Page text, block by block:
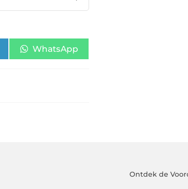
WhatsApp
Ontdek de